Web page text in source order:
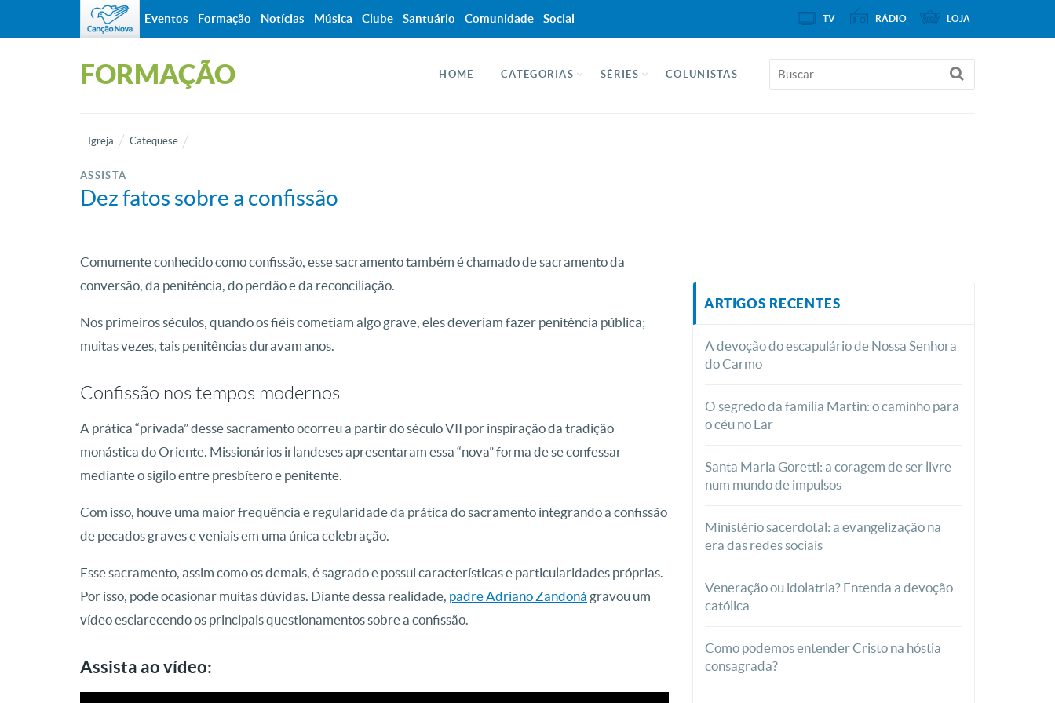
FORMAÇÃO HOME CATEGORIAS SÉRIES COLUNISTAS
Igreja Catequese
ASSISTA
Dez fatos sobre a confissão
Comumente conhecido como confissão, esse sacramento também é chamado de sacramento da
conversão, da penitência, do perdão e da reconciliação.
Nos primeiros séculos, quando os fiéis cometiam algo grave, eles deveriam fazer penitência pública;
muitas vezes, tais penitências duravam anos.
Confissão nos tempos modernos
A prática “privada” desse sacramento ocorreu a partir do século VII por inspiração da tradição
monástica do Oriente. Missionários irlandeses apresentaram essa “nova” forma de se confessar
mediante o sigilo entre presbítero e penitente.
Com isso, houve uma maior frequência e regularidade da prática do sacramento integrando a confissão
de pecados graves e veniais em uma única celebração.
Esse sacramento, assim como os demais, é sagrado e possui características e particularidades próprias.
Por isso, pode ocasionar muitas dúvidas. Diante dessa realidade, padre Adriano Zandoná gravou um
vídeo esclarecendo os principais questionamentos sobre a confissão.
Assista ao vídeo:
ARTIGOS RECENTES
A devoção do escapulário de Nossa Senhora
do Carmo
O segredo da família Martin: o caminho para
o céu no Lar
Santa Maria Goretti: a coragem de ser livre
num mundo de impulsos
Ministério sacerdotal: a evangelização na
era das redes sociais
Veneração ou idolatria? Entenda a devoção
católica
Como podemos entender Cristo na hóstia
consagrada?
Eventos Formação Notícias Música Clube Santuário Comunidade Social TV RÁDIO LOJA